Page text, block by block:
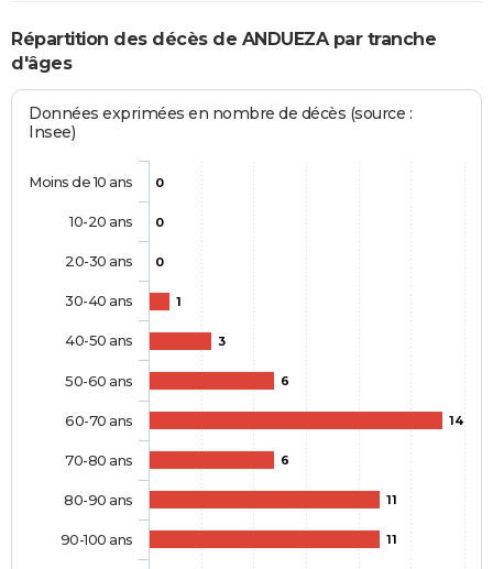
Répartition des décès de ANDUEZA par tranche
d'âges
Données exprimées en nombre de décès (source :
Insee)
0
0
0
1
3
6
14
6
11
11
Moins de 10 ans
10-20 ans
20-30 ans
30-40 ans
40-50 ans
50-60 ans
60-70 ans
70-80 ans
80-90 ans
90-100 ans